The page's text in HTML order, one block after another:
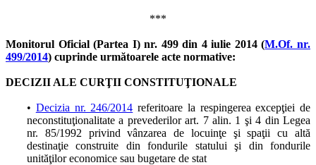
***
Monitorul Oficial (Partea I) nr. 499 din 4 iulie 2014 (M.Of. nr.
499/2014) cuprinde următoarele acte normative:
DECIZII ALE CURŢII CONSTITUŢIONALE
• Decizia nr. 246/2014 referitoare la respingerea excepţiei de
neconstituţionalitate a prevederilor art. 7 alin. 1 şi 4 din Legea
nr. 85/1992 privind vânzarea de locuinţe şi spaţii cu altă
destinaţie construite din fondurile statului şi din fondurile
unităţilor economice sau bugetare de stat